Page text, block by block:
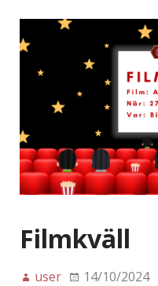
Filmkväll
user 14/10/2024